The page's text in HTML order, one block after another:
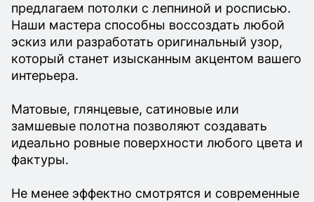
предлагаем потолки с лепниной и росписью.
Наши мастера способны воссоздать любой
эскиз или разработать оригинальный узор,
который станет изысканным акцентом вашего
интерьера.
Матовые, глянцевые, сатиновые или
замшевые полотна позволяют создавать
идеально ровные поверхности любого цвета и
фактуры.
Не менее эффектно смотрятся и современные